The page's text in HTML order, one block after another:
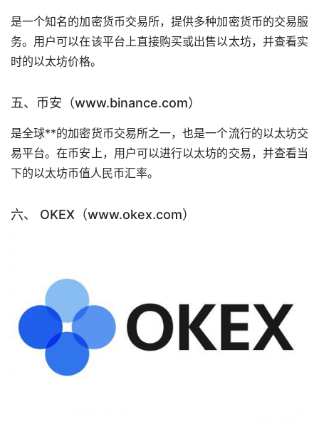
是一个知名的加密货币交易所，提供多种加密货币的交易服
务。用户可以在该平台上直接购买或出售以太坊，并查看实
时的以太坊价格。
五、币安（www.binance.com）
是全球**的加密货币交易所之一，也是一个流行的以太坊交
易平台。在币安上，用户可以进行以太坊的交易，并查看当
下的以太坊币值人民币汇率。
六、 OKEX（www.okex.com）